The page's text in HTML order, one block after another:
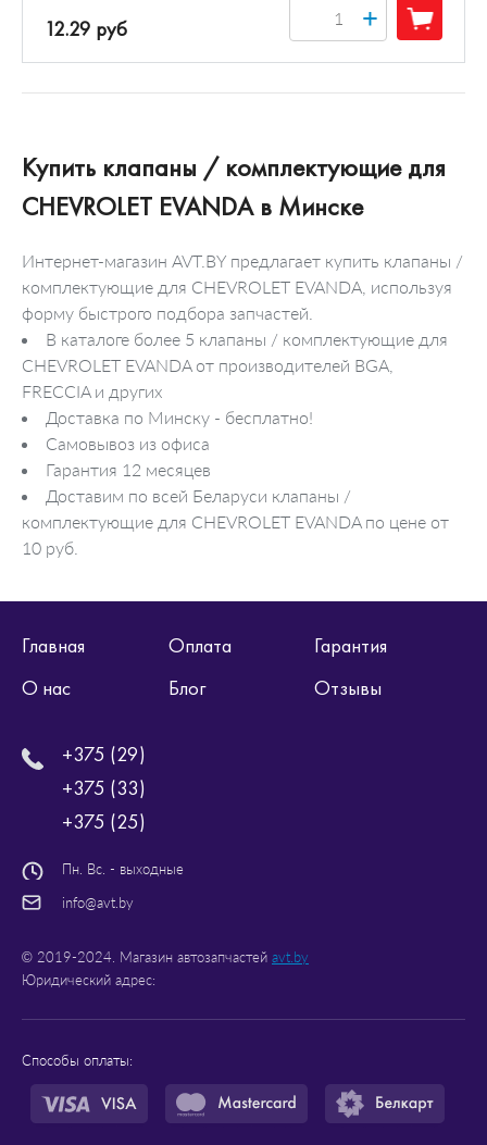
12.29 руб +
Купить клапаны / комплектующие для
CHEVROLET EVANDA в Минске
Интернет-магазин AVT.BY предлагает купить клапаны /
комплектующие для CHEVROLET EVANDA, используя
форму быстрого подбора запчастей.
В каталоге более 5 клапаны / комплектующие для
CHEVROLET EVANDA от производителей BGA,
FRECCIA и других
Доставка по Минску - бесплатно!
Самовывоз из офиса
Гарантия 12 месяцев
Доставим по всей Беларуси клапаны /
комплектующие для CHEVROLET EVANDA по цене от
10 руб.
Главная Оплата
Гарантия
О нас
Блог Отзывы
+375 (29)
+375 (33)
+375 (25)
Пн. Вс. - выходные
info@avt.by
© 2019-2024. Магазин автозапчастей avt.by
Юридический адрес:
Способы оплаты: